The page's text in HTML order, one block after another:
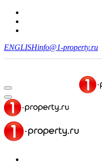
ENGLISHinfo@1-property.ru